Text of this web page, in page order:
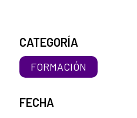
CATEGORÍA
FORMACIÓN
FECHA